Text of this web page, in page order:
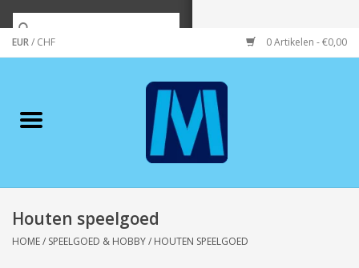
EUR/ CHF 0 Artikelen - €0,00
Merken
Wonen/koken/huishouden
Houten speelgoed
HOME/ SPEELGOED & HOBBY/ HOUTEN SPEELGOED